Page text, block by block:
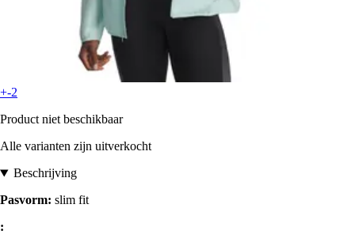
+-2
Product niet beschikbaar
Alle varianten zijn uitverkocht
Beschrijving
Pasvorm: slim fit
: